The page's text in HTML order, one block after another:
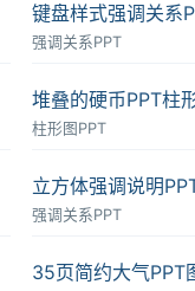
键盘样式强调关系
强调关系PPT
堆叠的硬币PPT柱
柱形图PPT
立方体强调说明
强调关系PPT
35页简约大气PPT